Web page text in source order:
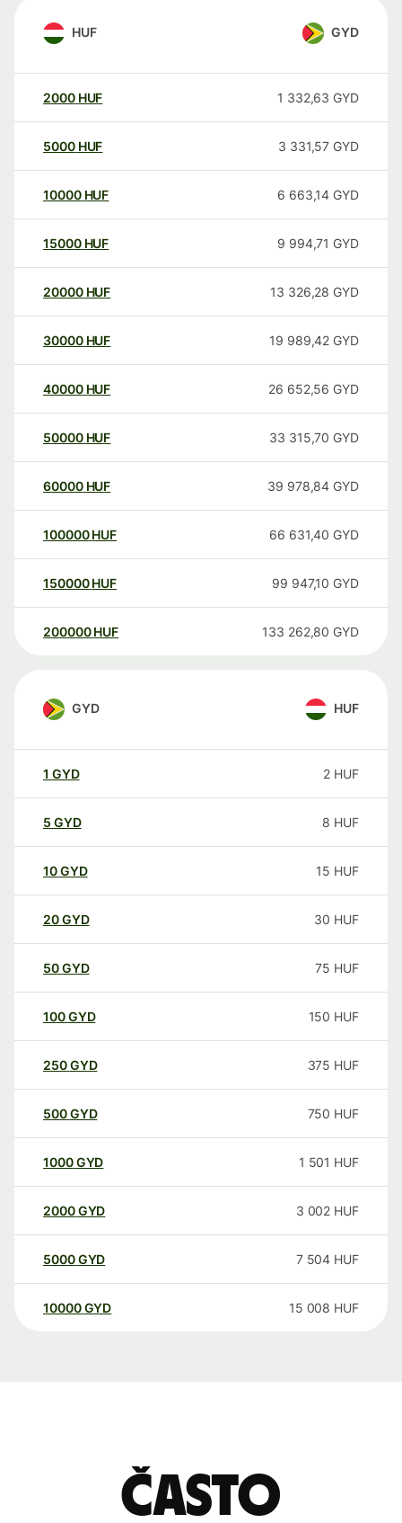
HUF GYD
2000 HUF 1 332,63 GYD
5000 HUF 3 331,57 GYD
10000 HUF 6 663,14 GYD
15000 HUF 9 994,71 GYD
20000 HUF 13 326,28 GYD
30000 HUF 19 989,42 GYD
40000 HUF 26 652,56 GYD
50000 HUF 33 315,70 GYD
60000 HUF 39 978,84 GYD
100000 HUF 66 631,40 GYD
150000 HUF 99 947,10 GYD
200000 HUF 133 262,80 GYD
GYD HUF
1 GYD 2 HUF
5 GYD 8 HUF
10GYD 15 HUF
20GYD 30 HUF
50GYD 75 HUF
100GYD 150 HUF
250GYD 375 HUF
500GYD 750 HUF
1000GYD 1 501 HUF
2000GYD 3 002 HUF
5000GYD 7 504 HUF
10000 GYD 15 008 HUF
Často